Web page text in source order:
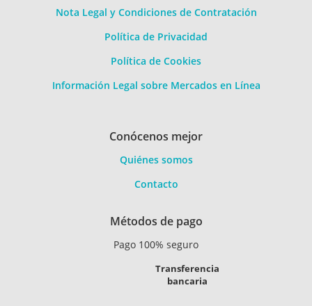
Nota Legal y Condiciones de Contratación
Política de Privacidad
Política de Cookies
Información Legal sobre Mercados en Línea
Conócenos mejor
Quiénes somos
Contacto
Métodos de pago
Pago 100% seguro
Transferencia
bancaria